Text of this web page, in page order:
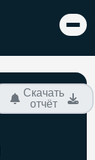
Скачать
отчёт